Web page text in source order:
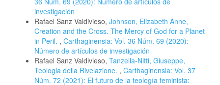
investigación
Rafael Sanz Valdivieso, Johnson, Elizabeth Anne,
Creation and the Cross. The Mercy of God for a Planet
in Peril. , Carthaginensia: Vol. 36 Núm. 69 (2020):
Número de artículos de investigación
Rafael Sanz Valdivieso, Tanzella-Nitti, Giuseppe,
Teologia della Rivelazione. , Carthaginensia: Vol. 37
Núm. 72 (2021): El futuro de la teología feminista: